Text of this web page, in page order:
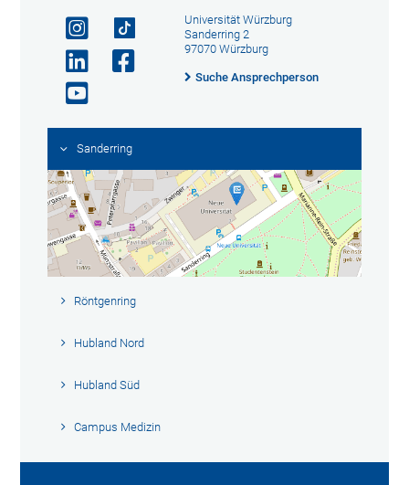
Universität Würzburg
Sanderring 2
97070 Würzburg
Suche Ansprechperson
Sanderring
Röntgenring
Hubland Nord
Hubland Süd
Campus Medizin